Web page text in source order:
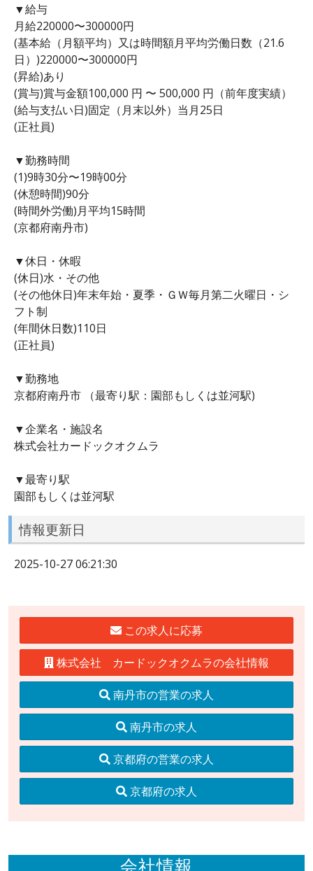
▼給与
月給220000〜300000円
(基本給（月額平均）又は時間額月平均労働日数（21.6
日）)220000〜300000円
(昇給)あり
(賞与)賞与金額100,000 円 〜 500,000 円（前年度実績）
(給与支払い日)固定（月末以外）当月25日
(正社員)
▼勤務時間
(1)9時30分〜19時00分
(休憩時間)90分
(時間外労働)月平均15時間
(京都府南丹市)
▼休日・休暇
(休日)水・その他
(その他休日)年末年始・夏季・ＧＷ毎月第二火曜日・シ
フト制
(年間休日数)110日
(正社員)
▼勤務地
京都府南丹市 （最寄り駅：園部もしくは並河駅)
▼企業名・施設名
株式会社カードックオクムラ
▼最寄り駅
園部もしくは並河駅
情報更新日
2025-10-27 06:21:30
この求人に応募
株式会社 カードックオクムラの会社情報
南丹市の営業の求人
南丹市の求人
京都府の営業の求人
京都府の求人
会社情報